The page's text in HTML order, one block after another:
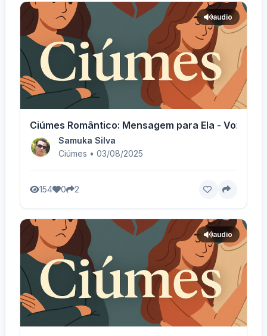
audio
Ciúmes Romântico: Mensagem para Ela - Voz
Samuka Silva
Ciúmes • 03/08/2025
154 0 2
audio